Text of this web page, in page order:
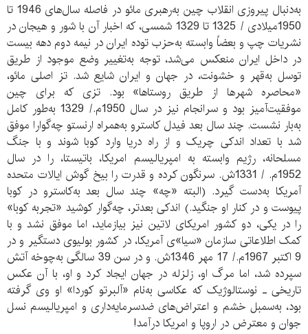
به‌دنبال پیروزی انقلاب چین به‌رهبری مائو در فاصله سال‌های 1946 تا
1950میلادی / 1325 تا 1329 شمسی، که اخبار آن با شور و هیجان در
نشریات چپ و بعضاً وابسته به‌حزب توده ایران در نیمه دوم دهه بیست
در داخل ایران منعکس می‌شد، توجه به‌تغییر وضع موجود از طریق
توسل به‌قهر و خشونت، در جهان و ایران شایع شد. تز اصلی مائو،
«محاصره شهرها از طریق روستاها» بود. تزی که برای چین
موفقیت‌آمیز بود و سرانجام نیز در سال 1950م./ 1329 به‌طور کامل
به‌بار نشست. چند سال بعد فیدل کاسترو به‌همراه ارنستو چه‌گوارا موفق
شد با تعداد اندکی چریک و از راه دریا وارد کوبا شوند و با جنگ
مسلحانه، رژیم وابسته به امپریالیسم امریکا، باتیستا، را در سال
1952م. / 1331ش. سرنگون کرده و قدرت را بیخ گوش ایالات متحده
آمریکا به‌دست گیرد. (البته «چه» چند سال بعد به‌کاسترو در کوبا
پیوست و در کنار او جنگید.) اندکی بعدتر، چه‌گوار کوشید «تجربه کوبا»
را در یکی، دو کشور امریکای لاتین نیز بیازماید، اما موفق نشد و با
کمک اطلاعاتی سازمان «سیا»ی آمریکا، در کشور بولیوی دستگیر و در
9 اکتبر 1967م./ 17 مهر 1346ش. و در سن 39 سالگی به‌چوخه آتش
سپرده شد، اما مرگ او، زلزله در جهان ایجاد کرد و او، با آن عکس
تاریخی ـ نوستالوژیک که عکاسی به‌نام «آلبرتو کوردا» او وی گرفته
بود، به‌سمبل خشم و اعتراض‌های ضدسرمایه‌داری و امپریالیسم نسل
جوان و معترض در اروپا و امریکا درآمد!